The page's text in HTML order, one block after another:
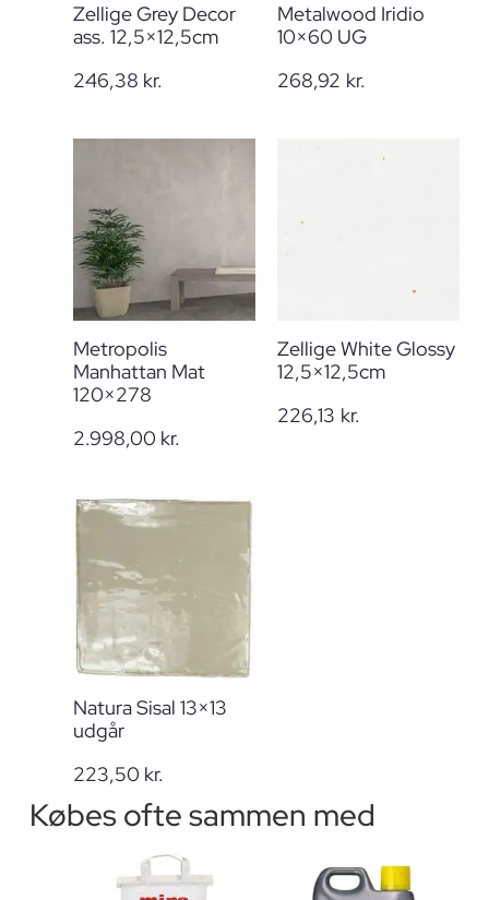
Zellige Grey Decor
ass. 12,5×12,5cm
246,38 kr.
Metalwood Iridio
10×60 UG
268,92 kr.
Metropolis
Manhattan Mat
120×278
2.998,00 kr.
Zellige White Glossy
12,5×12,5cm
226,13 kr.
Natura Sisal 13×13
udgår
223,50 kr.
Købes ofte sammen med